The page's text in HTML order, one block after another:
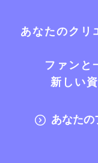
あなたのクリ
ファンと
新しい
あなた